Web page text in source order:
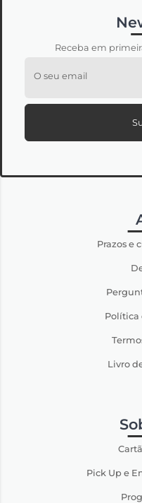
Receba em
O seu email
Prazos e
Política
Livro
Pick Up e